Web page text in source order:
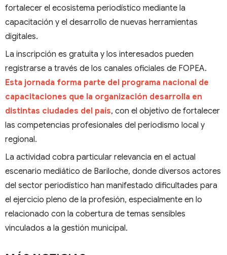
fortalecer el ecosistema periodístico mediante la
capacitación y el desarrollo de nuevas herramientas
digitales.
La inscripción es gratuita y los interesados pueden
registrarse a través de los canales oficiales de FOPEA.
Esta jornada forma parte del programa nacional de
capacitaciones que la organización desarrolla en
distintas ciudades del país, con el objetivo de fortalecer
las competencias profesionales del periodismo local y
regional.
La actividad cobra particular relevancia en el actual
escenario mediático de Bariloche, donde diversos actores
del sector periodístico han manifestado dificultades para
el ejercicio pleno de la profesión, especialmente en lo
relacionado con la cobertura de temas sensibles
vinculados a la gestión municipal.